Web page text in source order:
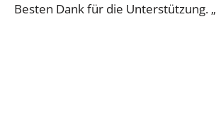
Besten Dank für die Unterstützung. „